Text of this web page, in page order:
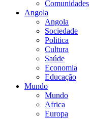
Comunidades
Angola
Angola
Sociedade
Politica
Cultura
Saúde
Economia
Educação
Mundo
Mundo
Africa
Europa